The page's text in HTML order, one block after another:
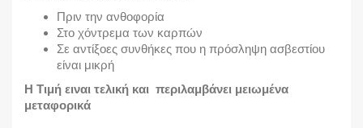
Πριν την ανθοφορία
Στο χόντρεμα των καρπών
Σε αντίξοες συνθήκες που η πρόσληψη ασβεστίου
είναι μικρή
H Tιμή ειναι τελική και περιλαμβάνει μειωμένα
μεταφορικά